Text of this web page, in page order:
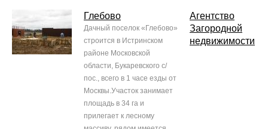
Глебово
Дачный поселок «Глебово»
строится в Истринском
районе Московской
области, Букаревского с/
пос., всего в 1 часе езды от
Москвы.Участок занимает
площадь в 34 га и
прилегает к лесному
Агентство
Загородной
недвижимости